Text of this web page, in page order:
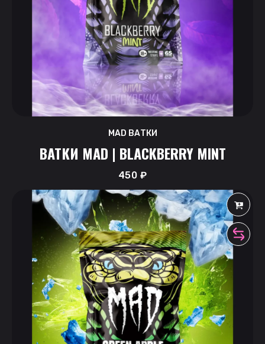
MAD ВАТКИ
ВАТКИ MAD | BLACKBERRY MINT
450 ₽